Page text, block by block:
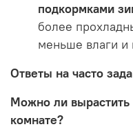
подкормками
более
меньше влаги и
Ответы на часто
Можно ли
комнате?